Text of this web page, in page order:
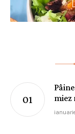
miez